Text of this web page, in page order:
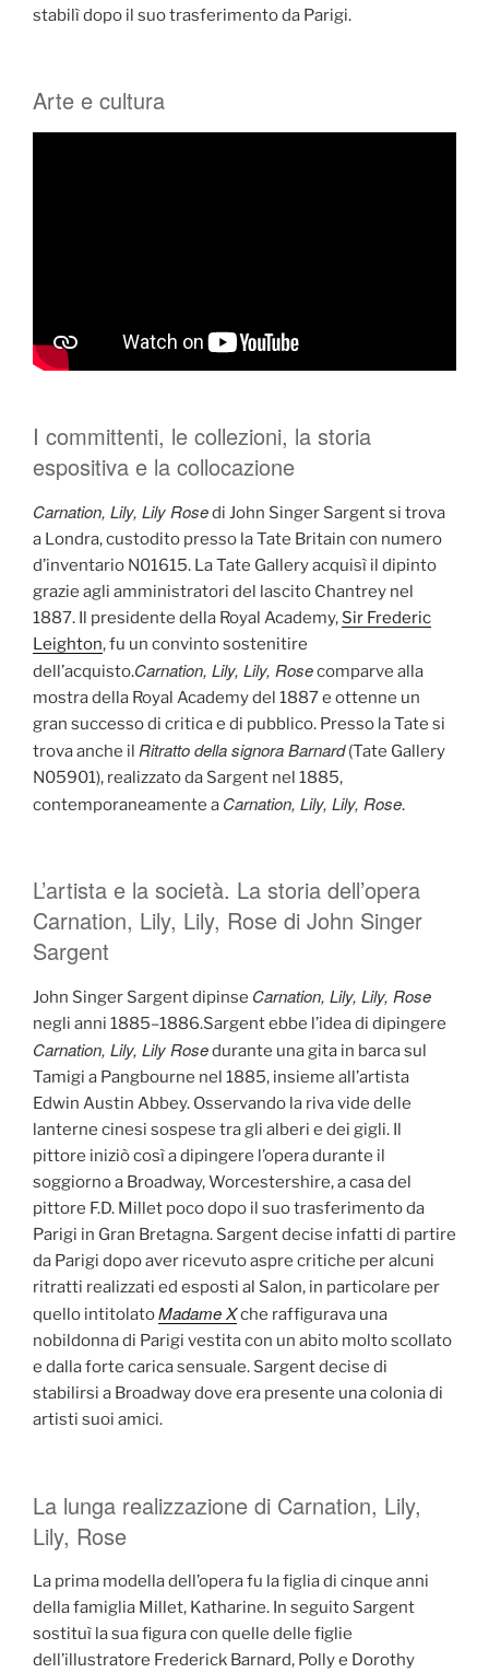
stabilì dopo il suo trasferimento da Parigi.
Arte e cultura
I committenti, le collezioni, la storia
espositiva e la collocazione
Carnation, Lily, Lily Rosedi John Singer Sargent si trova
a Londra, custodito presso la Tate Britain con numero
d’inventario N01615. La Tate Gallery acquisì il dipinto
grazie agli amministratori del lascito Chantrey nel
1887. Il presidente della Royal Academy, Sir Frederic
Leighton, fu un convinto sostenitire
dell’acquisto.Carnation, Lily, Lily, Rosecomparve alla
mostra della Royal Academy del 1887 e ottenne un
gran successo di critica e di pubblico. Presso la Tate si
trova anche il Ritratto della signora Barnard(Tate Gallery
N05901), realizzato da Sargent nel 1885,
contemporaneamente a Carnation, Lily, Lily, Rose.
L’artista e la società. La storia dell’opera
Carnation, Lily, Lily, Rose di John Singer
Sargent
John Singer Sargent dipinse Carnation, Lily, Lily, Rose
negli anni 1885–1886.Sargent ebbe l’idea di dipingere
Carnation, Lily, Lily Rosedurante una gita in barca sul
Tamigi a Pangbourne nel 1885, insieme all’artista
Edwin Austin Abbey. Osservando la riva vide delle
lanterne cinesi sospese tra gli alberi e dei gigli. Il
pittore iniziò così a dipingere l’opera durante il
soggiorno a Broadway, Worcestershire, a casa del
pittore F.D. Millet poco dopo il suo trasferimento da
Parigi in Gran Bretagna. Sargent decise infatti di partire
da Parigi dopo aver ricevuto aspre critiche per alcuni
ritratti realizzati ed esposti al Salon, in particolare per
quello intitolatoMadame Xche raffigurava una
nobildonna di Parigi vestita con un abito molto scollato
e dalla forte carica sensuale. Sargent decise di
stabilirsi a Broadway dove era presente una colonia di
artisti suoi amici.
La lunga realizzazione di Carnation, Lily,
Lily, Rose
La prima modella dell’opera fu la figlia di cinque anni
della famiglia Millet, Katharine. In seguito Sargent
sostituì la sua figura con quelle delle figlie
dell’illustratore Frederick Barnard, Polly e Dorothy